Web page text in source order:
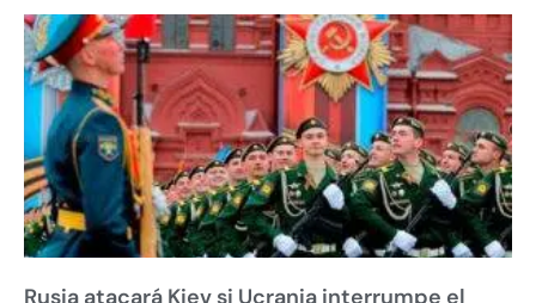
Rusia atacará Kiev si Ucrania interrumpe el